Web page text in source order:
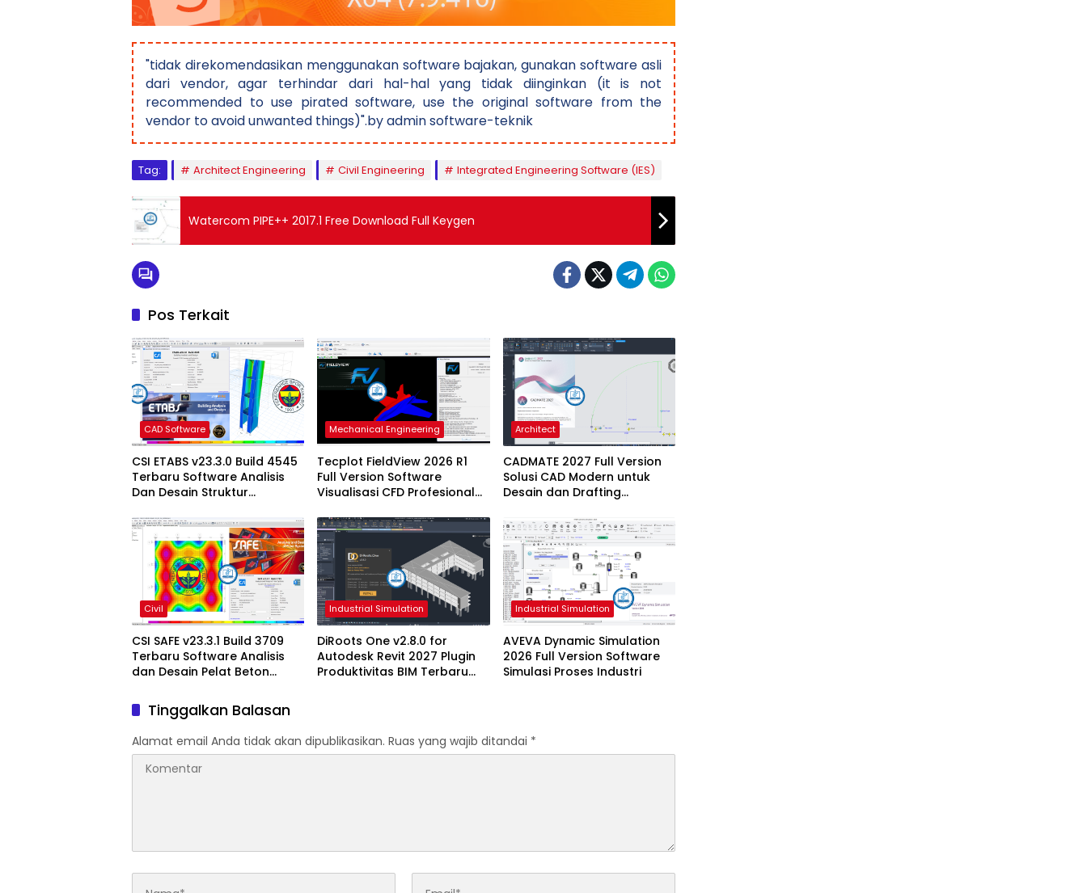
"tidak direkomendasikan menggunakan software bajakan, gunakan software asli
dari vendor, agar terhindar dari hal-hal yang tidak diinginkan (it is not
recommended to use pirated software, use the original software from the
vendor to avoid unwanted things)".by admin software-teknik
Tag: Architect Engineering Civil Engineering Integrated Engineering Software (IES)
Watercom PIPE++ 2017.1 Free Download Full Keygen
Pos Terkait
CAD Software
CSI ETABS v23.3.0 Build 4545
Terbaru Software Analisis
Dan Desain Struktur
Mechanical Engineering
Tecplot FieldView 2026 R1
Full Version Software
Visualisasi CFD Profesional
Architect
CADMATE 2027 Full Version
Solusi CAD Modern untuk
Desain dan Drafting
Civil
CSI SAFE v23.3.1 Build 3709
Terbaru Software Analisis
dan Desain Pelat Beton
Industrial Simulation
DiRoots One v2.8.0 for
Autodesk Revit 2027 Plugin
Produktivitas BIM Terbaru
Industrial Simulation
AVEVA Dynamic Simulation
2026 Full Version Software
Simulasi Proses Industri
Tinggalkan Balasan
Alamat email Anda tidak akan dipublikasikan. Ruas yang wajib ditandai *